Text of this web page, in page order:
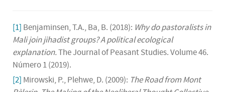
[1] Benjaminsen, T.A., Ba, B. (2018): Why do pastoralists in
Mali join jihadist groups? A political ecological
explanation.The Journal of Peasant Studies. Volume 46.
Número 1 (2019).
[2] Mirowski, P., Plehwe, D. (2009): The Road from Mont